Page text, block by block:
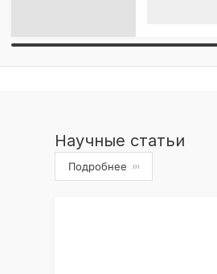
Научные статьи
Подробнее ›››